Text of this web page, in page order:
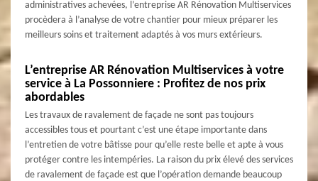
administratives achevées, l’entreprise AR Rénovation Multiservices
procèdera à l’analyse de votre chantier pour mieux préparer les
meilleurs soins et traitement adaptés à vos murs extérieurs.
L’entreprise AR Rénovation Multiservices à votre
service à La Possonniere : Profitez de nos prix
abordables
Les travaux de ravalement de façade ne sont pas toujours
accessibles tous et pourtant c’est une étape importante dans
l’entretien de votre bâtisse pour qu’elle reste belle et apte à vous
protéger contre les intempéries. La raison du prix élevé des services
de ravalement de façade est que l’opération demande beaucoup